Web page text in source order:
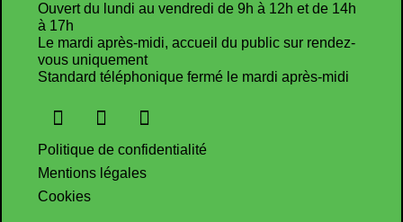
Ouvert du lundi au vendredi de 9h à 12h et de 14h
à 17h
Le mardi après-midi, accueil du public sur rendez-
vous uniquement
Standard téléphonique fermé le mardi après-midi
Politique de confidentialité
Mentions légales
Cookies